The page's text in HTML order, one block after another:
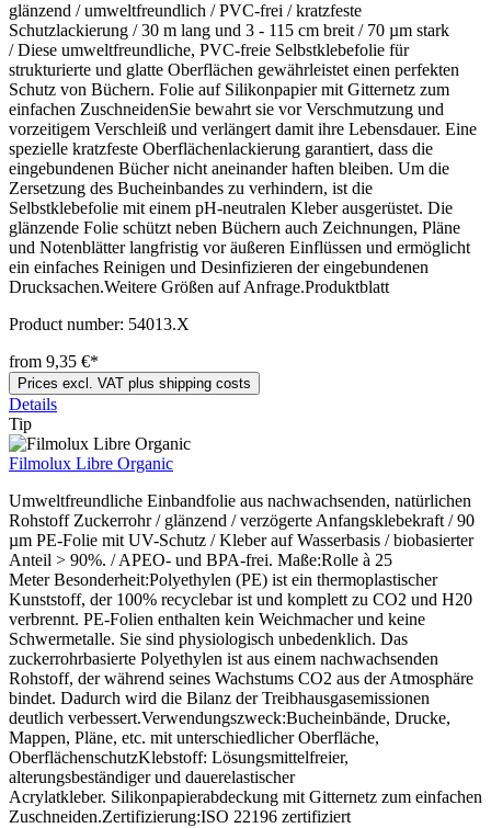
glänzend / umweltfreundlich / PVC-frei / kratzfeste
Schutzlackierung / 30 m lang und 3 - 115 cm breit / 70 µm stark
/ Diese umweltfreundliche, PVC-freie Selbstklebefolie für
strukturierte und glatte Oberflächen gewährleistet einen perfekten
Schutz von Büchern. Folie auf Silikonpapier mit Gitternetz zum
einfachen ZuschneidenSie bewahrt sie vor Verschmutzung und
vorzeitigem Verschleiß und verlängert damit ihre Lebensdauer. Eine
spezielle kratzfeste Oberflächenlackierung garantiert, dass die
eingebundenen Bücher nicht aneinander haften bleiben. Um die
Zersetzung des Bucheinbandes zu verhindern, ist die
Selbstklebefolie mit einem pH-neutralen Kleber ausgerüstet. Die
glänzende Folie schützt neben Büchern auch Zeichnungen, Pläne
und Notenblätter langfristig vor äußeren Einflüssen und ermöglicht
ein einfaches Reinigen und Desinfizieren der eingebundenen
Drucksachen.Weitere Größen auf Anfrage.Produktblatt
Product number: 54013.X
from 9,35 €*
Prices excl. VAT plus shipping costs
Details
Tip
Filmolux Libre Organic
Umweltfreundliche Einbandfolie aus nachwachsenden, natürlichen
Rohstoff Zuckerrohr / glänzend / verzögerte Anfangsklebekraft / 90
µm PE-Folie mit UV-Schutz / Kleber auf Wasserbasis / biobasierter
Anteil > 90%. / APEO- und BPA-frei. Maße:Rolle à 25
Meter Besonderheit:Polyethylen (PE) ist ein thermoplastischer
Kunststoff, der 100% recyclebar ist und komplett zu CO2 und H20
verbrennt. PE-Folien enthalten kein Weichmacher und keine
Schwermetalle. Sie sind physiologisch unbedenklich. Das
zuckerrohrbasierte Polyethylen ist aus einem nachwachsenden
Rohstoff, der während seines Wachstums CO2 aus der Atmosphäre
bindet. Dadurch wird die Bilanz der Treibhausgasemissionen
deutlich verbessert.Verwendungszweck:Bucheinbände, Drucke,
Mappen, Pläne, etc. mit unterschiedlicher Oberfläche,
OberflächenschutzKlebstoff: Lösungsmittelfreier,
alterungsbeständiger und dauerelastischer
Acrylatkleber. Silikonpapierabdeckung mit Gitternetz zum einfachen
Zuschneiden.Zertifizierung:ISO 22196 zertifiziert